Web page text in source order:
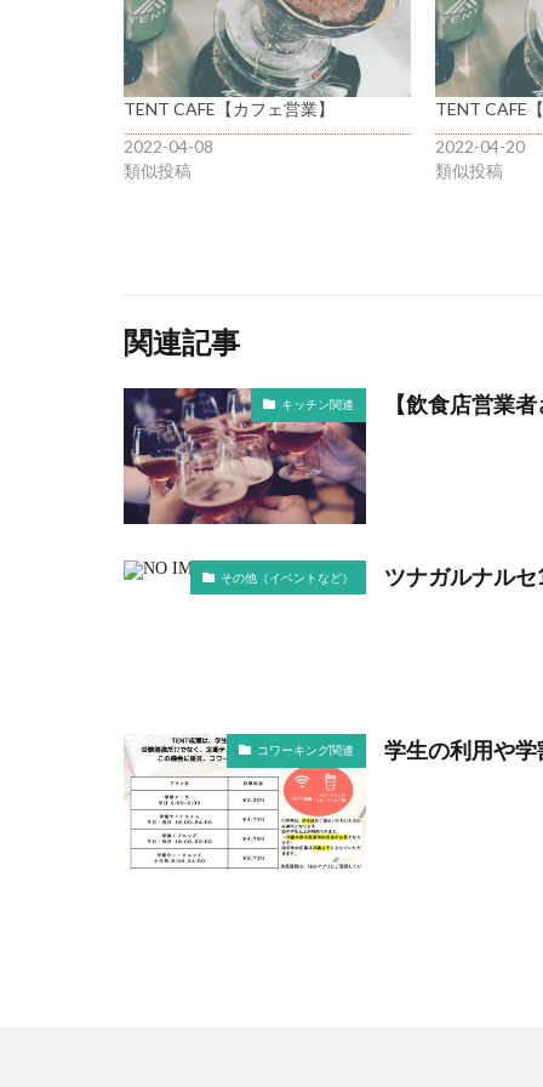
TENT CAFE【カフェ営業】
2022-04-08
類似投稿
TENT CAFE
2022-04-20
類似投稿
関連記事
キッチン関連 【飲食店営業
その他（イベントなど） ツナガルナル
コワーキング関連 学生の利用や